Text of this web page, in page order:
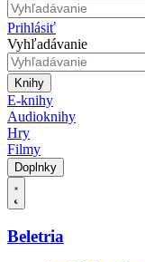
Prihlásiť
Vyhľadávanie
Knihy
E-knihy
Audioknihy
Hry
Filmy
Doplnky
Beletria